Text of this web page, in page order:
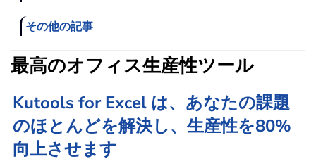
その他の記事
最高のオフィス生産性ツール
Kutools for Excel は、あなたの課題
のほとんどを解決し、生産性を80%
向上させます